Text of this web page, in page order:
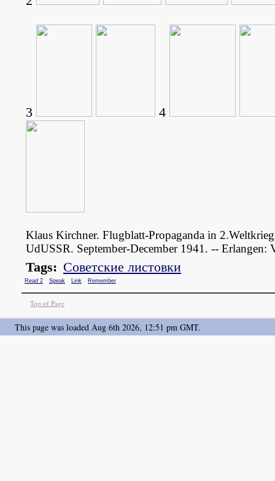
3 4
Klaus Kirchner. Flugblatt-Propaganda in
UdUSSR. September-December 1941. -- Erlangen:
Tags: Советские листовки
Read 2 Speak Link Remember
Top of Page
This page was loaded Aug 6th 2026, 12:51 pm GMT.